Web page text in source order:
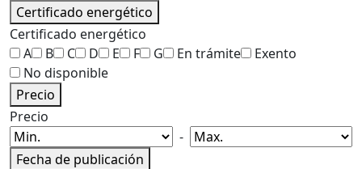
Certificado energético
Certificado energético
A
B C D E F G En trámite
Exento
No disponible
Precio
Precio
-
Fecha de publicación